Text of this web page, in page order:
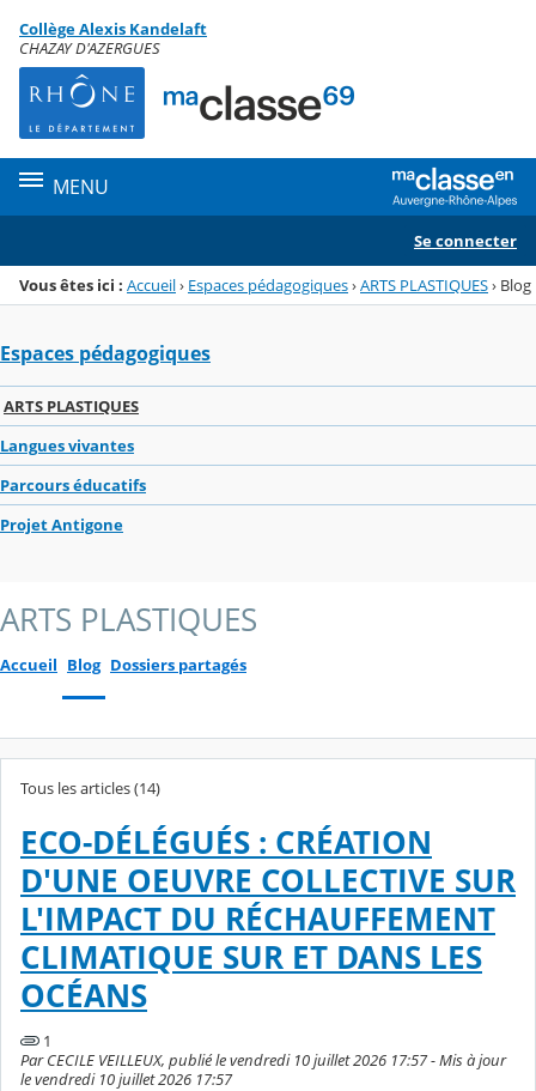
Menu de la rubrique
Contenu
Collège Alexis Kandelaft
CHAZAY D'AZERGUES
MENU
Se connecter
Vous êtes ici : Accueil› Espaces pédagogiques›ARTS PLASTIQUES› Blog
Espaces pédagogiques
ARTS PLASTIQUES
Langues vivantes
Parcours éducatifs
Projet Antigone
ARTS PLASTIQUES
Accueil Blog Dossiers partagés
Tous les articles (14)
ECO-DÉLÉGUÉS : CRÉATION
D'UNE OEUVRE COLLECTIVE SUR
L'IMPACT DU RÉCHAUFFEMENT
CLIMATIQUE SUR ET DANS LES
OCÉANS
1
Par CECILE VEILLEUX, publié le vendredi 10 juillet 2026 17:57 - Mis à jour
le vendredi 10 juillet 2026 17:57